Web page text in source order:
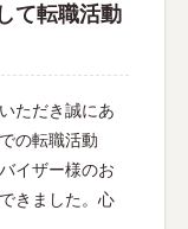
て転職活動
ただき誠にあ
の転職活動
イザー様のお
きました。心